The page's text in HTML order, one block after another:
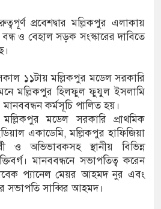
সব অভিযোগ
লাইন
ভবনের উদ্বোধন
লীগের নেই :
প্রবেশদ্বার মল্লিকপুর এলাকায়
ও বেহাল সড়ক সংস্কারের দাবিতে
১১টায় মল্লিকপুর মডেল সরকারি
মল্লিকপুর হিলফুল ফুযুল ইসলামি
কর্মসূচি পালিত হয়।
মডেল সরকারি প্রাথমিক
একাডেমি, মল্লিকপুর হাফিজিয়া
ও অভিভাবকসহ স্থানীয় বিভিন্ন
মানববন্ধনে সভাপতিত্ব করেন
প্যানেল মেয়র আহমদ নুর এবং
সভাপতি সাব্বির আহমদ।